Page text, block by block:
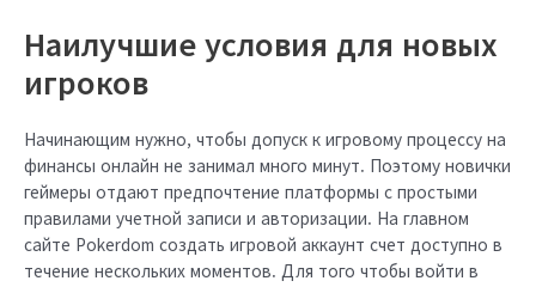
Наилучшие условия для новых
игроков
Начинающим нужно, чтобы допуск к игровому процессу на
финансы онлайн не занимал много минут. Поэтому новички
геймеры отдают предпочтение платформы с простыми
правилами учетной записи и авторизации. На главном
сайте Pokerdom создать игровой аккаунт счет доступно в
течение нескольких моментов. Для того чтобы войти в